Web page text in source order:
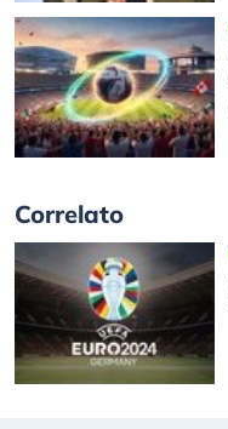
Correlato